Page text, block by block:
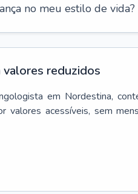
no meu estilo de vida?
reduzidos
em Nordestina,
valores acessíveis, sem